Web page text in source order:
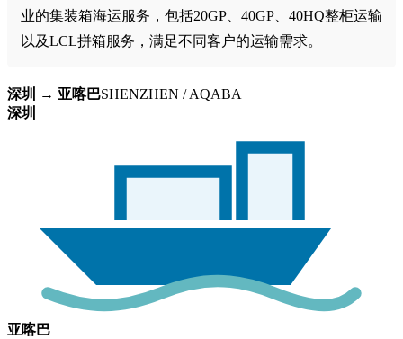
业的集装箱海运服务，包括20GP、40GP、40HQ整柜运输
以及LCL拼箱服务，满足不同客户的运输需求。
深圳 → 亚喀巴SHENZHEN / AQABA
深圳
亚喀巴